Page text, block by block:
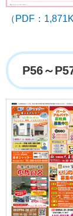
（PDF：
P56～